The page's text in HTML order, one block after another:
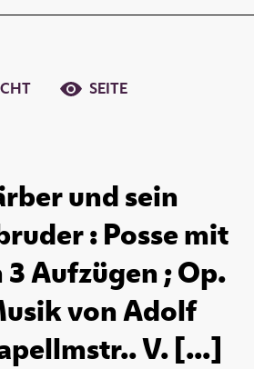
SEITE
und sein
: Posse mit
3 Aufzügen ; Op.
von Adolf
V. [...]